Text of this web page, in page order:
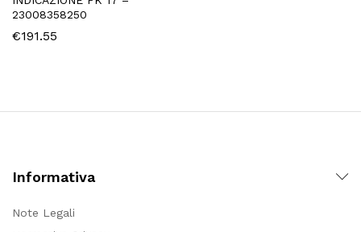
23008358250
€191.55
Informativa
Note Legali